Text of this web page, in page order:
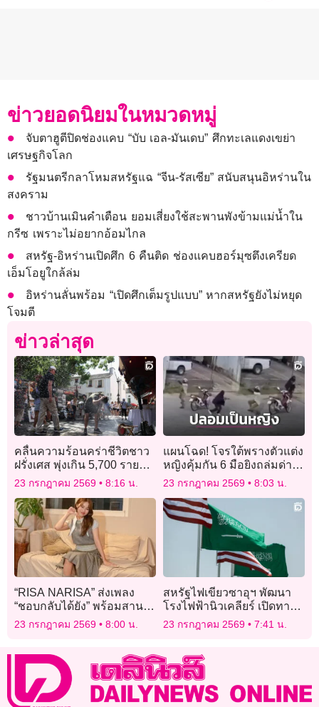
ข่าวยอดนิยมในหมวดหมู่
จับตาฮูตีปิดช่องแคบ “บับ เอล-มันเดบ” ศึกทะเลแดงเขย่า
เศรษฐกิจโลก
รัฐมนตรีกลาโหมสหรัฐแฉ “จีน-รัสเซีย” สนับสนุนอิหร่านใน
สงคราม
ชาวบ้านเมินคำเตือน ยอมเสี่ยงใช้สะพานพังข้ามแม่น้ำใน
กรีซ เพราะไม่อยากอ้อมไกล
สหรัฐ-อิหร่านเปิดศึก 6 คืนติด ช่องแคบฮอร์มุซตึงเครียด
เอ็มโอยูใกล้ล่ม
อิหร่านลั่นพร้อม “เปิดศึกเต็มรูปแบบ” หากสหรัฐยังไม่หยุด
โจมตี
ข่าวล่าสุด
คลื่นความร้อนคร่าชีวิตชาว
ฝรั่งเศส พุ่งเกิน 5,700 ราย
ภายใน 2 สัปดาห์
23 กรกฎาคม 2569 8:16 น.
แผนโฉด! โจรใต้พรางตัวแต่ง
หญิงคุ้มกัน 6 มือยิงถล่มด่าน
ทหารพรานพลีชีพ 5 นาย
23 กรกฎาคม 2569 8:03 น.
“RISA NARISA” ส่งเพลง
“ชอบกลับได้ยัง” พร้อมสาน
ต่อจาก “my daisy” โดนใจ
แฟนๆหนักมาก
23 กรกฎาคม 2569 8:00 น.
สหรัฐไฟเขียวซาอุฯ พัฒนา
โรงไฟฟ้านิวเคลียร์ เปิดทาง
เสริมสมรรถนะยูเรเนียม
23 กรกฎาคม 2569 7:41 น.